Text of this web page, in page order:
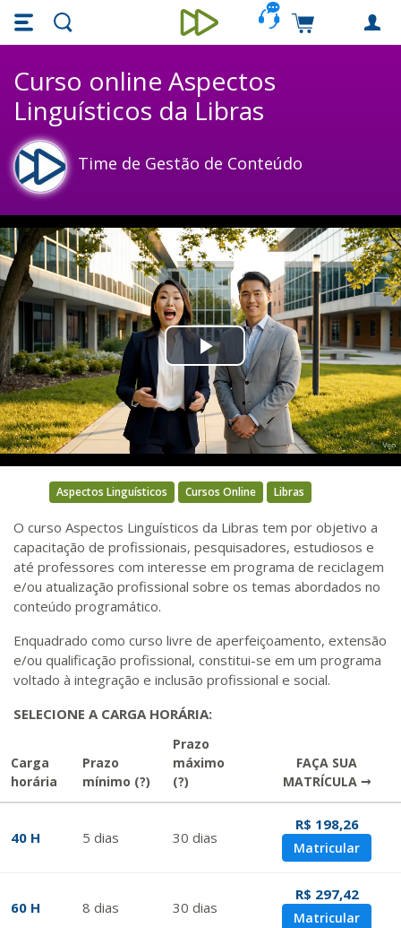
Skip main navigation
Skip to main content
Unieducar
Carrinho de
Curso online Aspectos
Linguísticos da Libras
Time de Gestão de Conteúdo
Play
Video
Aspectos Linguísticos Cursos Online Libras
O curso Aspectos Linguísticos da Libras tem por objetivo a
capacitação de profissionais, pesquisadores, estudiosos e
até professores com interesse em programa de reciclagem
e/ou atualização profissional sobre os temas abordados no
conteúdo programático.
Enquadrado como curso livre de aperfeiçoamento, extensão
e/ou qualificação profissional, constitui-se em um programa
voltado à integração e inclusão profissional e social.
SELECIONE A CARGA HORÁRIA:
Carga
horária
Prazo
mínimo (?)
Prazo
máximo
(?)
FAÇA SUA
MATRÍCULA →
40 H 5 dias 30 dias
R$ 198,26
Matricular
60 H 8 dias 30 dias
R$ 297,42
Matricular